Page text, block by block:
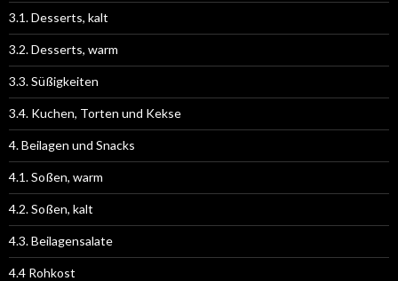
3.1. Desserts, kalt
3.2. Desserts, warm
3.3. Süßigkeiten
3.4. Kuchen, Torten und Kekse
4. Beilagen und Snacks
4.1. Soßen, warm
4.2. Soßen, kalt
4.3. Beilagensalate
4.4 Rohkost